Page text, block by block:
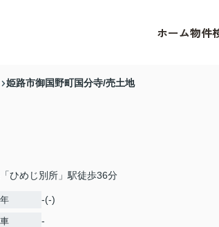
ホーム物件
姫路市御国野町国分寺/売土地
ひめじ別所」駅徒歩36分
-(-)
-